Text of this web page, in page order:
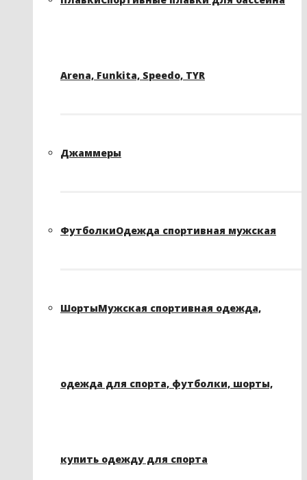
Arena, Funkita, Speedo, TYR
Джаммеры
ФутболкиОдежда спортивная мужская
ШортыМужская спортивная одежда,
одежда для спорта, футболки, шорты,
купить одежду для спорта